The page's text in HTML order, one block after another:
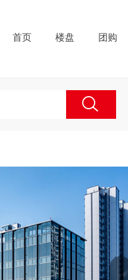
首页 楼盘 团购